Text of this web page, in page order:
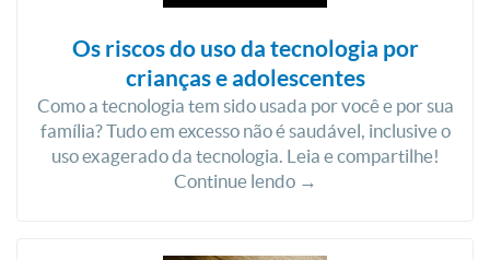
Os riscos do uso da tecnologia por
crianças e adolescentes
Como a tecnologia tem sido usada por você e por sua
família? Tudo em excesso não é saudável, inclusive o
uso exagerado da tecnologia. Leia e compartilhe!
Continue lendo →